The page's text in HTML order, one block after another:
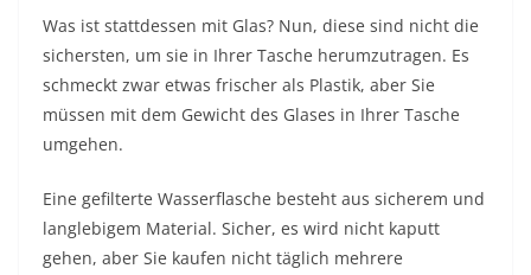
Was ist stattdessen mit Glas? Nun, diese sind nicht die
sichersten, um sie in Ihrer Tasche herumzutragen. Es
schmeckt zwar etwas frischer als Plastik, aber Sie
müssen mit dem Gewicht des Glases in Ihrer Tasche
umgehen.
Eine gefilterte Wasserflasche besteht aus sicherem und
langlebigem Material. Sicher, es wird nicht kaputt
gehen, aber Sie kaufen nicht täglich mehrere